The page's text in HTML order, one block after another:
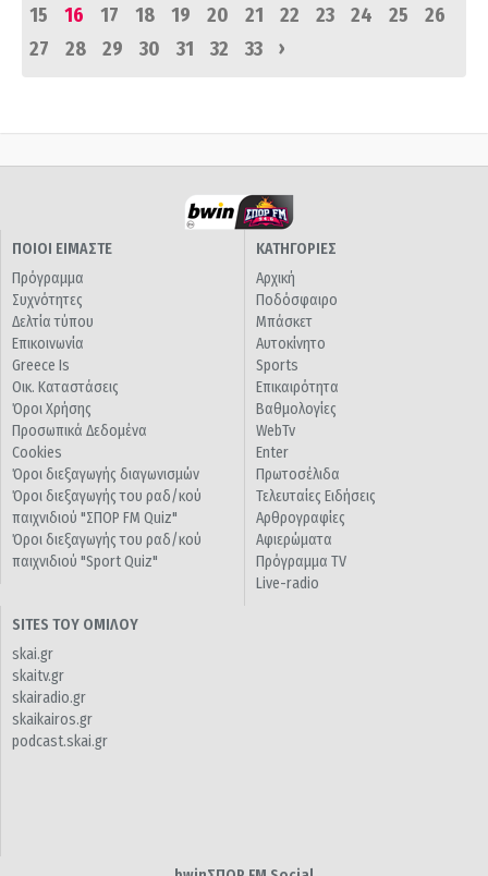
15
16 17 18 19 20 21 22 23 24 25
26
27
28 29 30 31 32 33 ›
ΠΟΙΟΙ ΕΙΜΑΣΤΕ
Πρόγραμμα
Συχνότητες
Δελτία τύπου
Επικοινωνία
Greece Is
Οικ. Καταστάσεις
Όροι Χρήσης
Προσωπικά Δεδομένα
Cookies
Όροι διεξαγωγής διαγωνισμών
Όροι διεξαγωγής του ραδ/κού
παιχνιδιού "ΣΠΟΡ FM Quiz"
Όροι διεξαγωγής του ραδ/κού
παιχνιδιού "Sport Quiz"
ΚΑΤΗΓΟΡΙΕΣ
Αρχική
Ποδόσφαιρο
Μπάσκετ
Αυτοκίνητο
Sports
Επικαιρότητα
Βαθμολογίες
WebTv
Enter
Πρωτοσέλιδα
Τελευταίες Ειδήσεις
Αρθρογραφίες
Αφιερώματα
Πρόγραμμα TV
Live-radio
SITES ΤΟΥ ΟΜΙΛΟΥ
skai.gr
skaitv.gr
skairadio.gr
skaikairos.gr
podcast.skai.gr